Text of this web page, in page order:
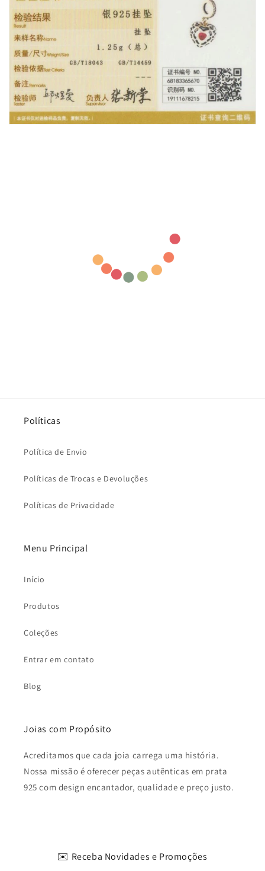
Políticas
Política de Envio
Políticas de Trocas e Devoluções
Políticas de Privacidade
Menu Principal
Início
Produtos
Coleções
Entrar em contato
Blog
Joias com Propósito
Acreditamos que cada joia carrega uma história.
Nossa missão é oferecer peças autênticas em prata
925 com design encantador, qualidade e preço justo.
✉️ Receba Novidades e Promoções